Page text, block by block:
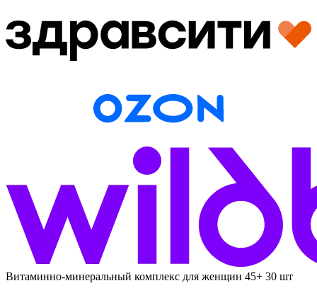
Витаминно-минеральный комплекс для женщин 45+ 30 шт